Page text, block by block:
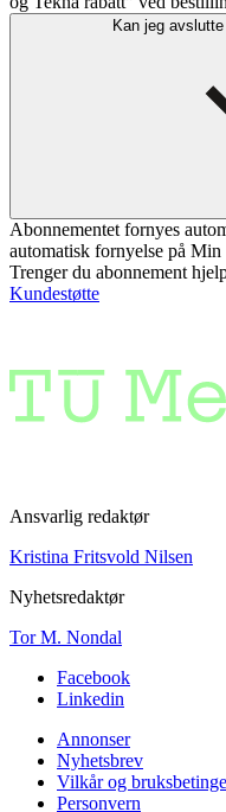
Kan jeg
Abonnementet fornyes
automatisk fornyelse på Min
Trenger du abonnement
Kundestøtte
Ansvarlig redaktør
Kristina Fritsvold Nilsen
Nyhetsredaktør
Tor M. Nondal
Facebook
Linkedin
Annonser
Nyhetsbrev
Vilkår og
Personvern